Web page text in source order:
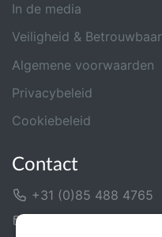
In de media
Veiligheid &
Algemene voorwaarden
Privacybeleid
Cookiebeleid
Contact
+31 (0)85 488 4765